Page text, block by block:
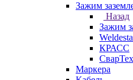
Зажим
Назад
Зажим
КРАСС
Маркера